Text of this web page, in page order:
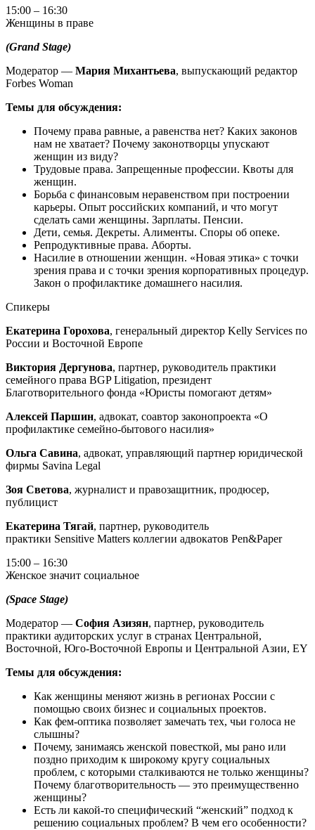
15:00 – 16:30
Женщины в праве
(GrandStage)
Модератор — Мария Михантьева, выпускающий редактор
Forbes Woman
Темы для обсуждения:
Почему права равные, а равенства нет? Каких законов
нам не хватает? Почему законотворцы упускают
женщин из виду?
Трудовые права. Запрещенные профессии. Квоты для
женщин.
Борьба с финансовым неравенством при построении
карьеры. Опыт российских компаний, и что могут
сделать сами женщины. Зарплаты. Пенсии.
Дети, семья. Декреты. Алименты. Споры об опеке.
Репродуктивные права. Аборты.
Насилие в отношении женщин. «Новая этика» с точки
зрения права и с точки зрения корпоративных процедур.
Закон о профилактике домашнего насилия.
Спикеры
Екатерина Горохова, генеральный директор Kelly Services по
России и Восточной Европе
Виктория Дергунова, партнер, руководитель практики
семейного права BGP Litigation, президент
Благотворительного фонда «Юристы помогают детям»
Алексей Паршин, адвокат, соавтор законопроекта «О
профилактике семейно-бытового насилия»
Ольга Савина, адвокат, управляющий партнер юридической
фирмы Savina Legal
Зоя Светова, журналист и правозащитник, продюсер,
публицист
Екатерина Тягай, партнер, руководитель
практики Sensitive Matters коллегии адвокатов Pen&Paper
15:00 – 16:30
Женское значит социальное
(Space Stage)
Модератор — София Азизян, партнер, руководитель
практики аудиторских услуг в странах Центральной,
Восточной, Юго-Восточной Европы и Центральной Азии, EY
Темы для обсуждения:
Как женщины меняют жизнь в регионах России с
помощью своих бизнес и социальных проектов.
Как фем-оптика позволяет замечать тех, чьи голоса не
слышны?
Почему, занимаясь женской повесткой, мы рано или
поздно приходим к широкому кругу социальных
проблем, с которыми сталкиваются не только женщины?
Почему благотворительность — это преимущественно
женщины?
Есть ли какой-то специфический “женский” подход к
решению социальных проблем? В чем его особенности?